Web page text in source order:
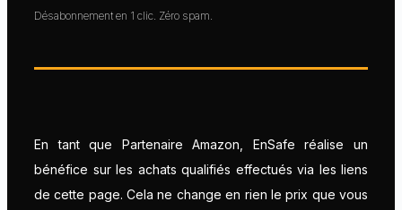
Désabonnement en 1 clic. Zéro spam.
En tant que Partenaire Amazon, EnSafe réalise un
bénéfice sur les achats qualifiés effectués via les liens
de cette page. Cela ne change en rien le prix que vous